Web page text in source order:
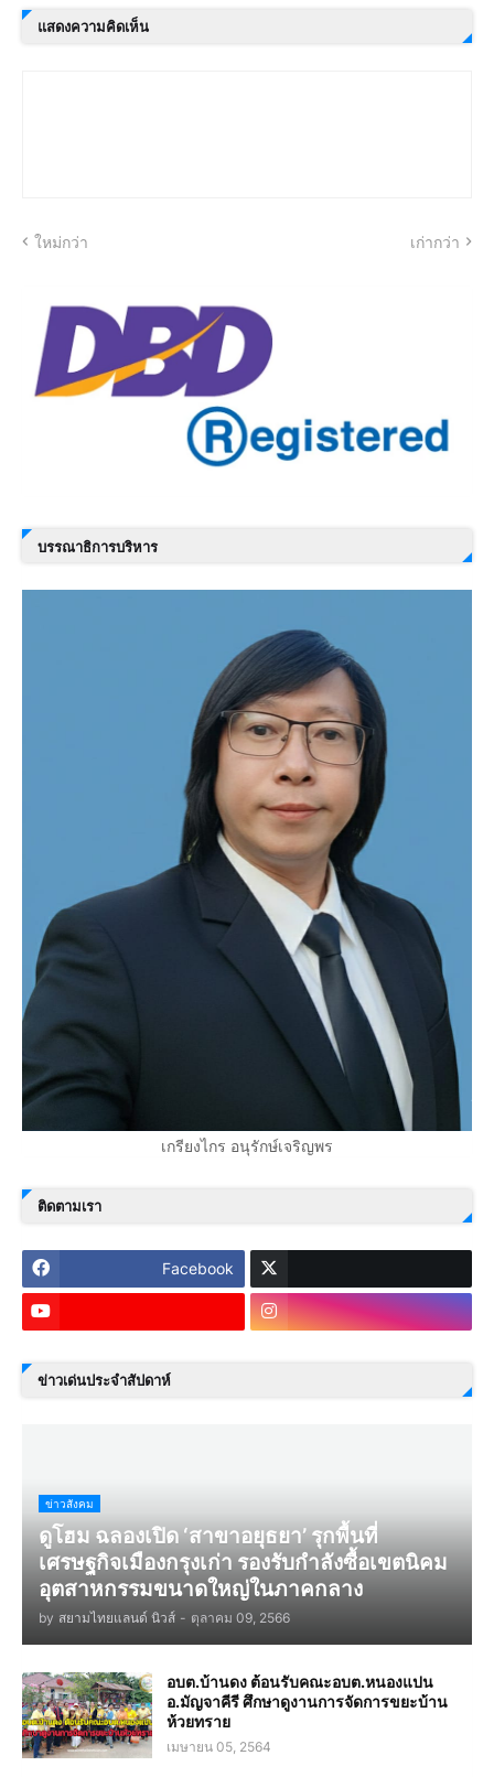
แสดงความคิดเห็น
ใหม่กว่า เก่ากว่า
บรรณาธิการบริหาร
เกรียงไกร อนุรักษ์เจริญพร
ติดตามเรา
Facebook
ข่าวเด่นประจำสัปดาห์
ข่าวสังคม
ดูโฮม ฉลองเปิด ‘สาขาอยุธยา’ รุกพื้นที่
เศรษฐกิจเมืองกรุงเก่า รองรับกำลังซื้อเขตนิคม
อุตสาหกรรมขนาดใหญ่ในภาคกลาง
by สยามไทยแลนด์ นิวส์ - ตุลาคม 09, 2566
อบต.บ้านดง ต้อนรับคณะอบต.หนองแปน
อ.มัญจาคีรี ศึกษาดูงานการจัดการขยะบ้าน
ห้วยทราย
เมษายน 05, 2564